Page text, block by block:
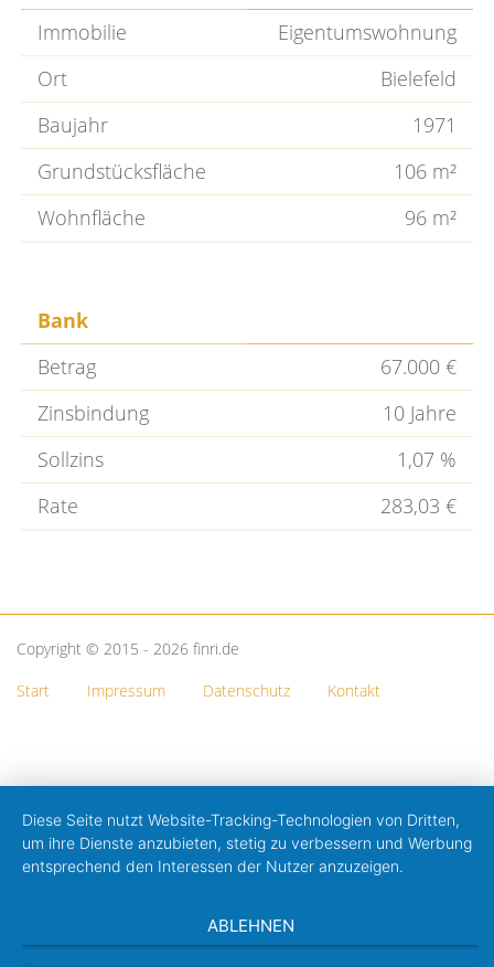
Immobilie
Eigentumswohnung
Ort
Bielefeld
Baujahr
1971
Grundstücksfläche
106 m²
Wohnfläche
96 m²
Bank
Betrag
67.000 €
Zinsbindung
10 Jahre
Sollzins
1,07 %
Rate
283,03 €
Copyright © 2015 - 2026 finri.de
Start
Impressum Datenschutz Kontakt
Diese Seite nutzt Website-Tracking-Technologien von Dritten,
um ihre Dienste anzubieten, stetig zu verbessern und Werbung
entsprechend den Interessen der Nutzer anzuzeigen.
ABLEHNEN